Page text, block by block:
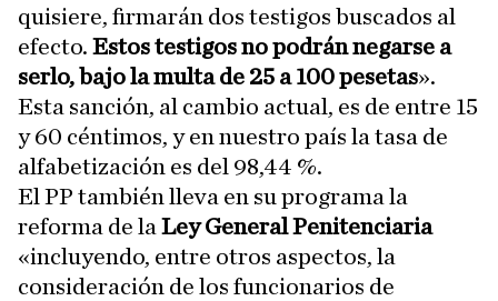
quisiere, firmarán dos testigos buscados al
efecto. Estos testigos no podrán negarse a
serlo, bajo la multa de 25 a 100 pesetas».
Esta sanción, al cambio actual, es de entre 15
y 60 céntimos, y en nuestro país la tasa de
alfabetización es del 98,44 %.
El PP también lleva en su programa la
reforma de la Ley General Penitenciaria
«incluyendo, entre otros aspectos, la
consideración de los funcionarios de